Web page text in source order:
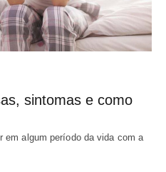
sintomas e como
em algum período da vida com a